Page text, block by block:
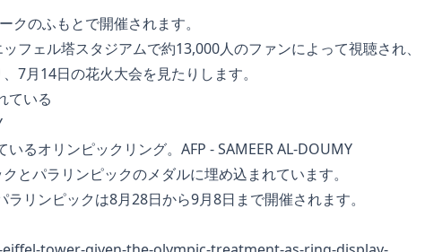
クのふもとで開催されます。
フェル塔スタジアムで約13,000人のファンによって視聴され、
7月14日の花火大会を見たりします。
るオリンピックリング。AFP - SAMEER AL-DOUMY
とパラリンピックのメダルに埋め込まれています。
リンピックは8月28日から9月8日まで開催されます。